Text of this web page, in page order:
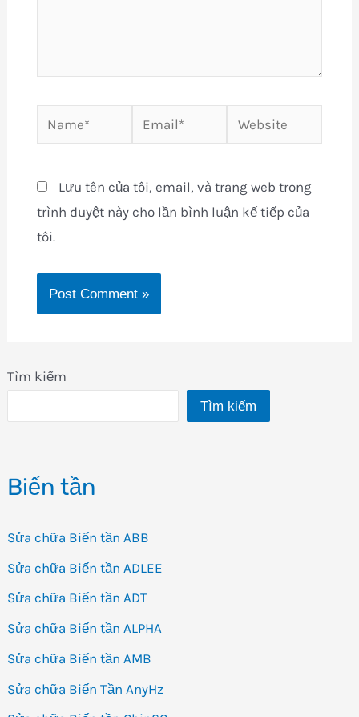
Tìm kiếm
Tìm kiếm
Biến tần
Sửa chữa Biến tần ABB
Sửa chữa Biến tần ADLEE
Sửa chữa Biến tần ADT
Sửa chữa Biến tần ALPHA
Sửa chữa Biến tần AMB
Sửa chữa Biến Tần AnyHz
Name* Email* Website
Lưu tên của tôi, email, và trang web trong
trình duyệt này cho lần bình luận kế tiếp của
tôi.